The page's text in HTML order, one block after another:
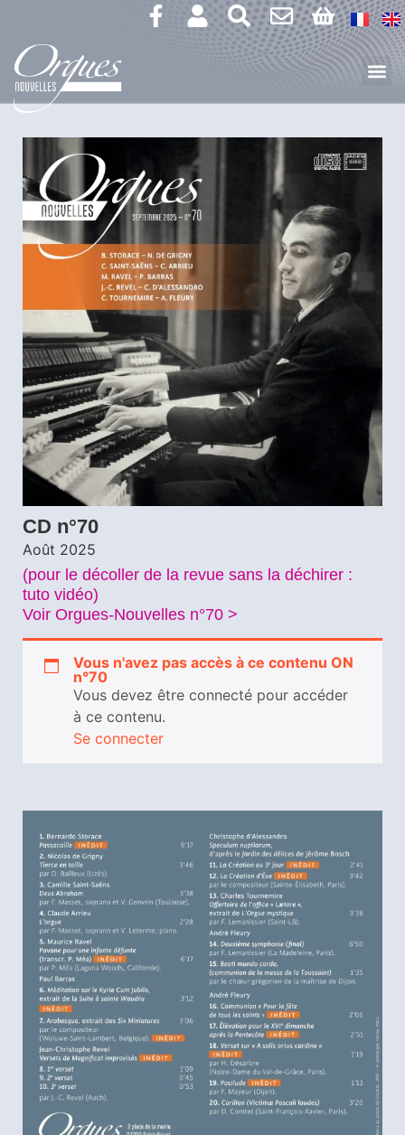
CD n°70
Août 2025
(pour le décoller de la revue sans la déchirer :
tuto vidéo)
Voir Orgues-Nouvelles n°70 >
Vous n'avez pas accès à ce contenu ON
n°70
Vous devez être connecté pour accéder
à ce contenu.
Se connecter